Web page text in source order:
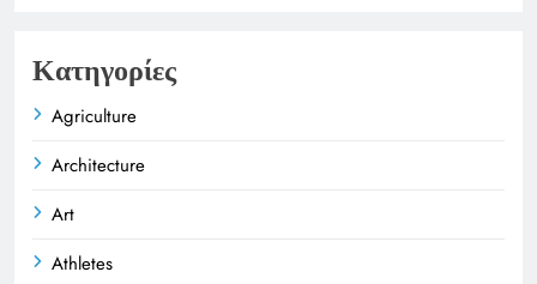
Κατηγορίες
Agriculture
Architecture
Art
Athletes